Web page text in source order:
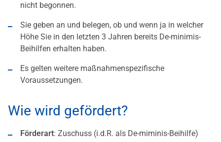
nicht begonnen.
Sie geben an und belegen, ob und wenn ja in welcher
Höhe Sie in den letzten 3 Jahren bereits De-minimis-
Beihilfen erhalten haben.
Es gelten weitere maßnahmenspezifische
Voraussetzungen.
Wie wird gefördert?
Förderart: Zuschuss (i.d.R. als De-miminis-Beihilfe)